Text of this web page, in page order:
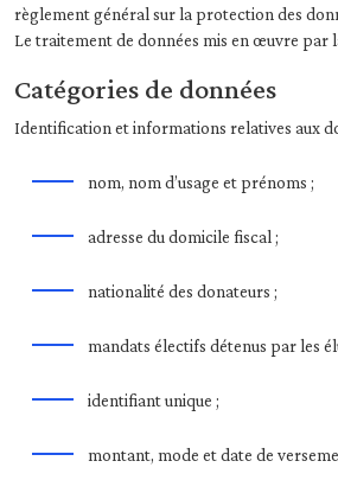
règlement général sur la protection des
Le traitement de données mis en œuvre par
Catégories de données
Identification et informations relatives aux
nom, nom d’usage et prénoms ;
adresse du domicile fiscal ;
nationalité des donateurs ;
mandats électifs détenus par les
identifiant unique ;
montant, mode et date de